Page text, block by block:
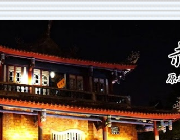
跳到主要內容